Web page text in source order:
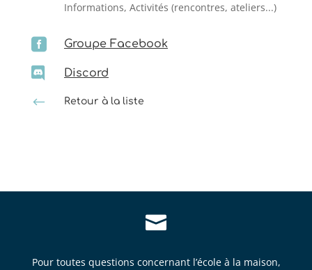
Informations, Activités (rencontres, ateliers...)
 Groupe Facebook
 Discord
# Retour à la liste

Pour toutes questions concernant l’école à la maison,